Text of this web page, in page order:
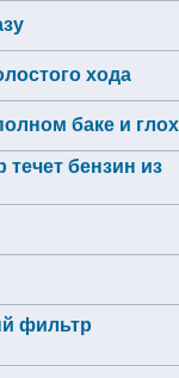
хода
баке и
течет бензин из
фильтр